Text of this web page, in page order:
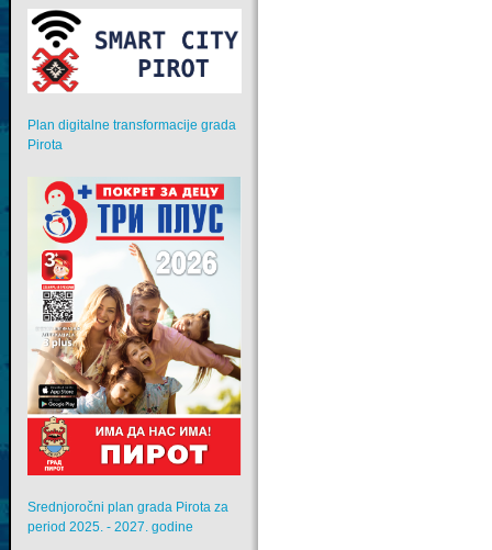
Plan digitalne transformacije grada
Pirota
Srednjoročni plan grada Pirota za
period 2025. - 2027. godine